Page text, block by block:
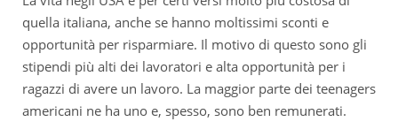
quella italiana, anche se hanno moltissimi sconti e
opportunità per risparmiare. Il motivo di questo sono gli
stipendi più alti dei lavoratori e alta opportunità per i
ragazzi di avere un lavoro. La maggior parte dei teenagers
americani ne ha uno e, spesso, sono ben remunerati.